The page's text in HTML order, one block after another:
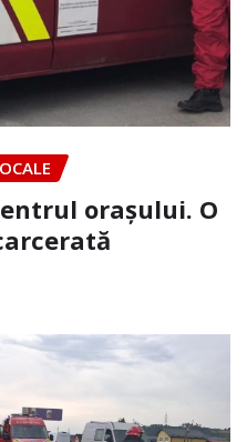
orașului. O